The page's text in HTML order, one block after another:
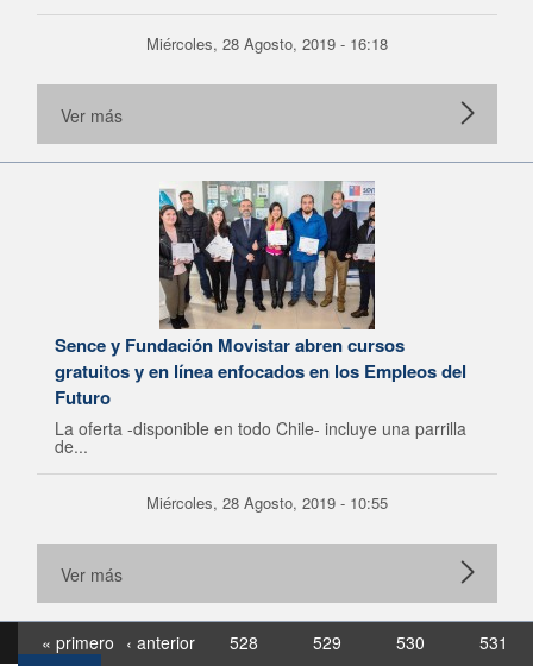
Miércoles, 28 Agosto, 2019 - 16:18
Ver más
Sence y Fundación Movistar abren cursos
gratuitos y en línea enfocados en los Empleos del
Futuro
La oferta -disponible en todo Chile- incluye una parrilla
de...
Miércoles, 28 Agosto, 2019 - 10:55
Ver más
« primero ‹ anterior 528 529 530
531